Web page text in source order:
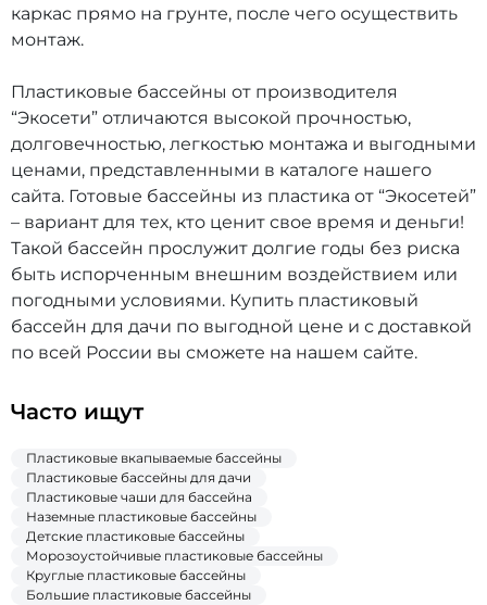
каркас прямо на грунте, после чего осуществить
монтаж.
Пластиковые бассейны от производителя
“Экосети” отличаются высокой прочностью,
долговечностью, легкостью монтажа и выгодными
ценами, представленными в каталоге нашего
сайта. Готовые бассейны из пластика от “Экосетей”
– вариант для тех, кто ценит свое время и деньги!
Такой бассейн прослужит долгие годы без риска
быть испорченным внешним воздействием или
погодными условиями. Купить пластиковый
бассейн для дачи по выгодной цене и с доставкой
по всей России вы сможете на нашем сайте.
Часто ищут
Пластиковые вкапываемые бассейны
Пластиковые бассейны для дачи
Пластиковые чаши для бассейна
Наземные пластиковые бассейны
Детские пластиковые бассейны
Морозоустойчивые пластиковые бассейны
Круглые пластиковые бассейны
Большие пластиковые бассейны